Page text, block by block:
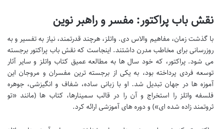
نقش باب پراکتور: مفسر و راهبر نوین
با گذشت زمان، مفاهیم والاس دی. واتلز، هرچند قدرتمند، نیاز به تفسیر و به
روزرسانی برای مخاطب مدرن داشتند. اینجاست که نقش باب پراکتور برجسته
می شود. پراکتور، که خود سال ها به مطالعه عمیق کتاب واتلز و سایر آثار
توسعه فردی پرداخته بود، به یکی از برجسته ترین مفسران و مروجان این
آموزه ها در جهان تبدیل شد. او با زبانی ساده، شفاف و انگیزشی، جوهره
فلسفه واتلز را استخراج و آن را در قالب سمینارها، کتاب ها (مانند «تو
ثروتمند زاده شده ای») و دوره های آموزشی ارائه کرد.